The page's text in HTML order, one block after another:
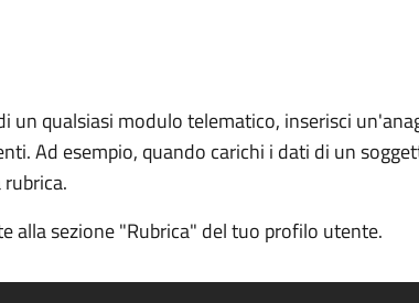
qualsiasi modulo telematico, inserisci
Ad esempio, quando carichi i dati di un
alla sezione "Rubrica" del tuo profilo utente.